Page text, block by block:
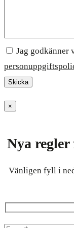
Jag godkänner
×
Nya
Vänligen fyll i